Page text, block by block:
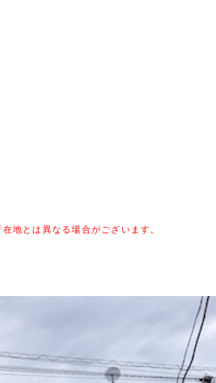
地とは異なる場合がございます。